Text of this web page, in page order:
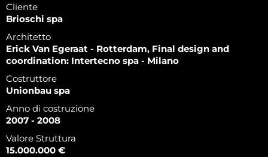
Cliente
Brioschi spa
Architetto
Erick Van Egeraat - Rotterdam, Final design and
coordination: Intertecno spa - Milano
Costruttore
Unionbau spa
Anno di costruzione
2007 - 2008
Valore Struttura
15.000.000 €